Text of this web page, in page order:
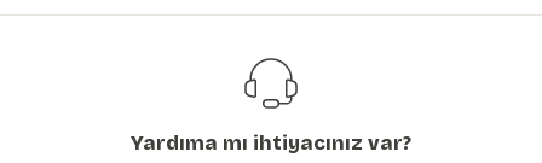
Görüş ve önerileriniz için teşekkür ederiz.
Ürün resmi kalitesiz, bozuk veya görüntülenemiyor.
Ürün bilgilerinde hatalar bulunuyor.
Yardıma mı ihtiyacınız var?